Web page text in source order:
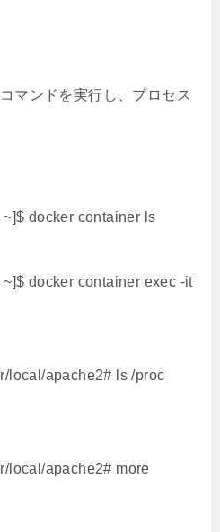
マンドを実行し、プロセス
docker container ls
docker container exec -it
local/apache2# ls /proc
local/apache2# more